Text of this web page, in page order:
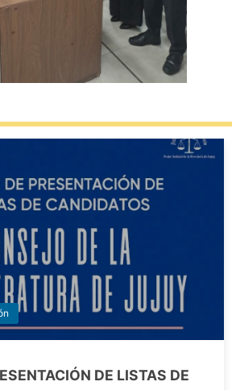
DE LISTAS DE